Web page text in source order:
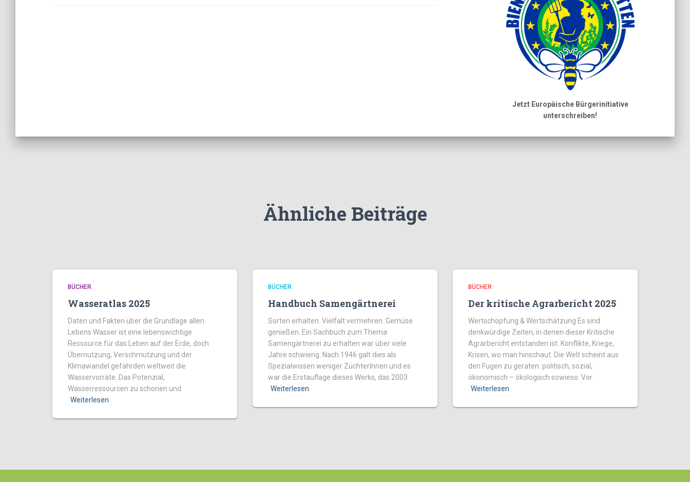
Jetzt Europäische Bürgerinitiative
unterschreiben!
Ähnliche Beiträge
BÜCHER
Wasseratlas 2025
Daten und Fakten über die Grundlage allen
Lebens Wasser ist eine lebenswichtige
Ressource für das Leben auf der Erde, doch
Übernutzung, Verschmutzung und der
Klimawandel gefährden weltweit die
Wasservorräte. Das Potenzial,
Wasserressourcen zu schonen und
Weiterlesen
BÜCHER
Handbuch Samengärtnerei
Sorten erhalten. Vielfalt vermehren. Gemüse
genießen. Ein Sachbuch zum Thema
Samengärtnerei zu erhalten war über viele
Jahre schwierig. Nach 1946 galt dies als
Spezialwissen weniger ZüchterInnen und es
war die Erstauflage dieses Werks, das 2003
Weiterlesen
BÜCHER
Der kritische Agrarbericht 2025
Wertschöpfung & Wertschätzung Es sind
denkwürdige Zeiten, in denen dieser Kritische
Agrarbericht entstanden ist. Konflikte, Kriege,
Krisen, wo man hinschaut. Die Welt scheint aus
den Fugen zu geraten: politisch, sozial,
ökonomisch – ökologisch sowieso. Vor
Weiterlesen